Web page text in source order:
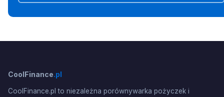
CoolFinance.pl
CoolFinance.pl to niezależna porównywarka pożyczek i